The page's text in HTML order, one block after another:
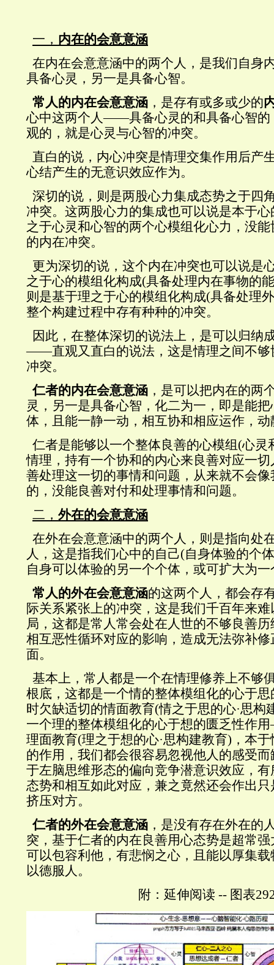
一， 内在的会意意涵
在内在会意意涵中的两个人，是我们自身
具备心灵，另一是具备心智。
常人的内在会意意涵 ，是存有或多或少的
心中这两个人——具备心灵的和具备心智的
观的，就是心灵与心智的冲突。
直白的说，内心冲突是情理交集作用后产
心结产生的无意识效应作为。
深切的说，则是两股心力集成态势之于四
冲突。这两股心力的集成也可以说是本于
之于心灵和心智的两个心模组化心力，没
的内在冲突。
更为深切的说，这个内在冲突也可以说是
之于心的模组化构成(具备处理内在事物的
则是基于理之于心的模组化构成(具备处理
整个构建过程中存有种种的冲突。
因此，在整体深切的说法上，是可以归纳
——直观又直白的说法，这是情理之间不够
冲突。
仁者的内在会意意涵 ，是可以把内在的两
灵，另一是具备心智，化二为一，即是能
体，且能一静一动，相互协和相应运作，动
仁者是能够以一个整体良善的心模组(心灵
情理，持有一个协和的内心来良善对应一
善处理这一切的事情和问题，从来就不会
的，没能良善对付和处理事情和问题。
二， 外在的会意意涵
在外在会意意涵中的两个人，则是指向处
人，这是指我们心中的自己(自身体验的个体
自身可以体验的另一个个体，或可扩大为一
常人的外在会意意涵的这两个人，都会存
际关系紧张上的冲突，这是我们千百年来
局，这都是常人常会处在人世的不够良善
相互恶性循环对应的影响，造成无法弥补
面。
基本上，常人都是一个在情理修养上不够
根底，这都是一个情的整体模组化的心于
时欠缺适切的情面教育(情之于思的心·思构
一个理的整体模组化的心于想的匮乏性作
理面教育(理之于想的心·思构建教育) ，本
的作用，我们都会很容易忽视他人的感受
于左脑思维形态的偏向竞争潜意识效应，
态势和相互如此对应，兼之竟然还会作出
挤压对方。
仁者的外在会意意涵 ，是没有存在外在的
突，基于仁者的内在良善用心态势是超常
可以包容利他，有悲悯之心，且能以厚集
以德服人。
附：延伸阅读 -- 图表